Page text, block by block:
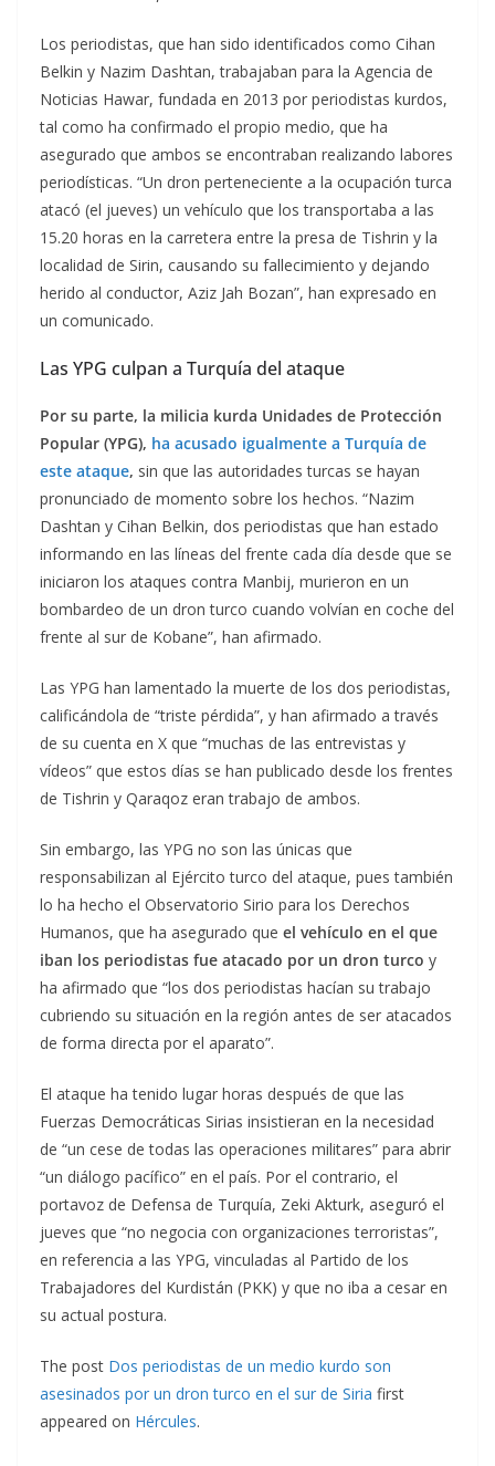
Los periodistas, que han sido identificados como Cihan
Belkin y Nazim Dashtan, trabajaban para la Agencia de
Noticias Hawar, fundada en 2013 por periodistas kurdos,
tal como ha confirmado el propio medio, que ha
asegurado que ambos se encontraban realizando labores
periodísticas. “Un dron perteneciente a la ocupación turca
atacó (el jueves) un vehículo que los transportaba a las
15.20 horas en la carretera entre la presa de Tishrin y la
localidad de Sirin, causando su fallecimiento y dejando
herido al conductor, Aziz Jah Bozan”, han expresado en
un comunicado.
Las YPG culpan a Turquía del ataque
Por su parte, la milicia kurda Unidades de Protección
Popular (YPG), ha acusado igualmente a Turquía de
este ataque, sin que las autoridades turcas se hayan
pronunciado de momento sobre los hechos. “Nazim
Dashtan y Cihan Belkin, dos periodistas que han estado
informando en las líneas del frente cada día desde que se
iniciaron los ataques contra Manbij, murieron en un
bombardeo de un dron turco cuando volvían en coche del
frente al sur de Kobane”, han afirmado.
Las YPG han lamentado la muerte de los dos periodistas,
calificándola de “triste pérdida”, y han afirmado a través
de su cuenta en X que “muchas de las entrevistas y
vídeos” que estos días se han publicado desde los frentes
de Tishrin y Qaraqoz eran trabajo de ambos.
Sin embargo, las YPG no son las únicas que
responsabilizan al Ejército turco del ataque, pues también
lo ha hecho el Observatorio Sirio para los Derechos
Humanos, que ha asegurado que el vehículo en el que
iban los periodistas fue atacado por un dron turco y
ha afirmado que “los dos periodistas hacían su trabajo
cubriendo su situación en la región antes de ser atacados
de forma directa por el aparato”.
El ataque ha tenido lugar horas después de que las
Fuerzas Democráticas Sirias insistieran en la necesidad
de “un cese de todas las operaciones militares” para abrir
“un diálogo pacífico” en el país. Por el contrario, el
portavoz de Defensa de Turquía, Zeki Akturk, aseguró el
jueves que “no negocia con organizaciones terroristas”,
en referencia a las YPG, vinculadas al Partido de los
Trabajadores del Kurdistán (PKK) y que no iba a cesar en
su actual postura.
The post Dos periodistas de un medio kurdo son
asesinados por un dron turco en el sur de Siria first
appeared on Hércules.